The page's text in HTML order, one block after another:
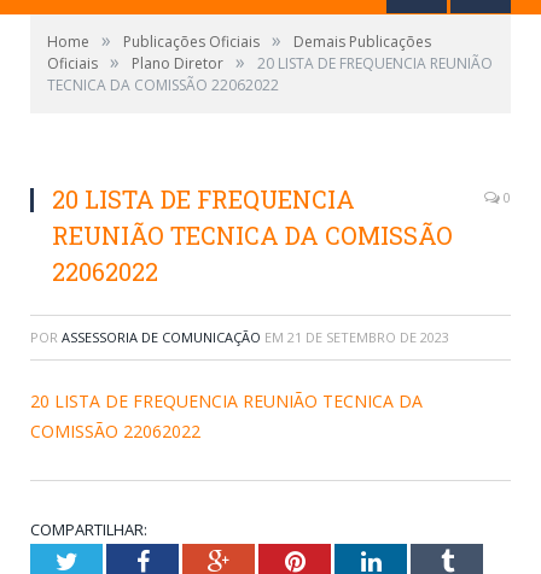
Home » Publicações Oficiais »
Demais Publicações
Oficiais » Plano Diretor »
20 LISTA DE FREQUENCIA REUNIÃO
TECNICA DA COMISSÃO 22062022
20 LISTA DE FREQUENCIA
REUNIÃO TECNICA DA COMISSÃO
22062022
0
POR ASSESSORIA DE COMUNICAÇÃO EM 21 DE SETEMBRO DE 2023
20 LISTA DE FREQUENCIA REUNIÃO TECNICA DA
COMISSÃO 22062022
COMPARTILHAR:
TwitterFacebookGoogle+PinterestLinkedInTumblr